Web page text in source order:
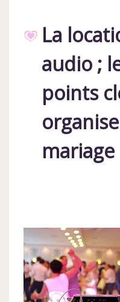
La
audio ;
points
mariage